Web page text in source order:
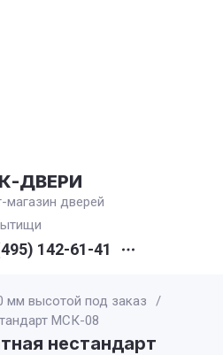
ДВЕРИ
магазин дверей
142-61-41
мм высотой под заказ
/
МСК-08
нестандарт